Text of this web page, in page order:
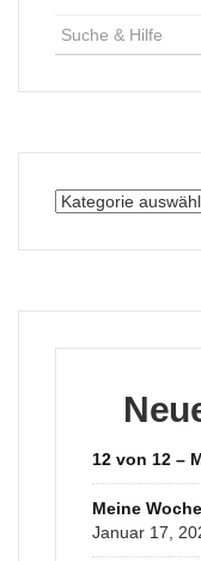
Kategorien
12 von 12 –
Meine
Januar 17,